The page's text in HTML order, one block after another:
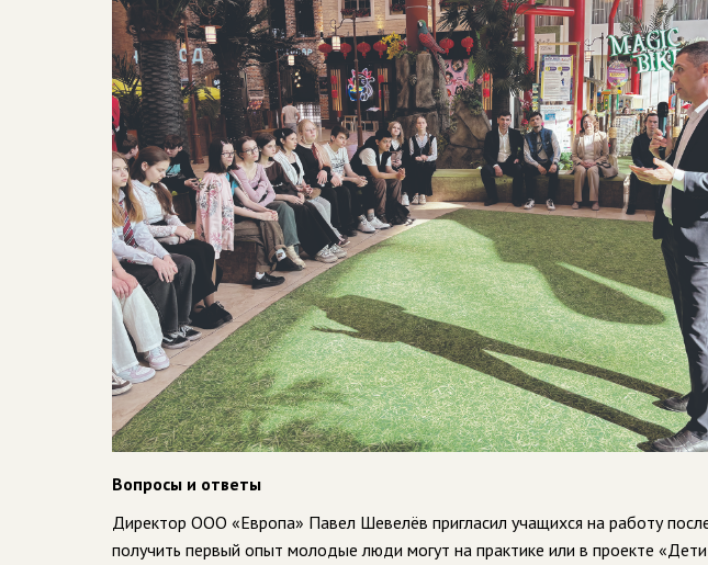
Вопросы и ответы
Директор ООО «Европа» Павел Шевелёв пригласил учащихся на работу
получить первый опыт молодые люди могут на практике или в проекте